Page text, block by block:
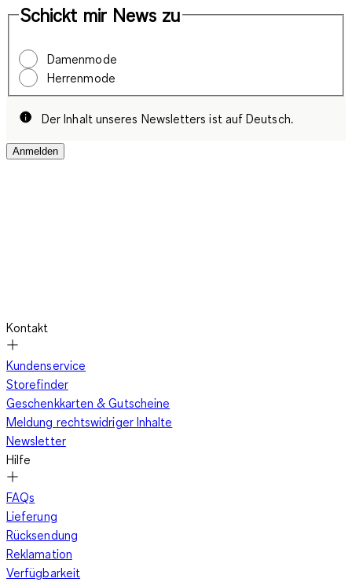
Schickt mir News zu
Damenmode
Herrenmode
Der Inhalt unseres Newsletters ist auf Deutsch.
Anmelden
Kontakt
Kundenservice
Storefinder
Geschenkkarten & Gutscheine
Meldung rechtswidriger Inhalte
Newsletter
Hilfe
FAQs
Lieferung
Rücksendung
Reklamation
Verfügbarkeit